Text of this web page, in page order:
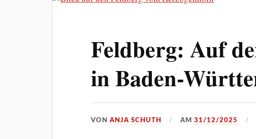
Feldberg: Auf
in Baden-
VONANJA SCHUTH AM31/12/2025